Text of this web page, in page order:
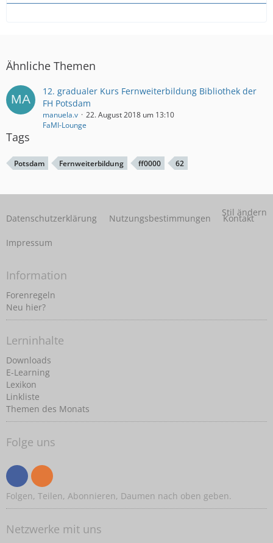
Ähnliche Themen
12. gradualer Kurs Fernweiterbildung Bibliothek der
FH Potsdam
manuela.v
22. August 2018 um 13:10
FaMI-Lounge
Tags
Potsdam Fernweiterbildung ff0000 62
Stil ändern
Datenschutzerklärung Nutzungsbestimmungen Kontakt
Impressum
Information
Forenregeln
Neu hier?
Lerninhalte
Downloads
E-Learning
Lexikon
Linkliste
Themen des Monats
Folge uns
Folgen, Teilen, Abonnieren, Daumen nach oben geben.
Netzwerke mit uns